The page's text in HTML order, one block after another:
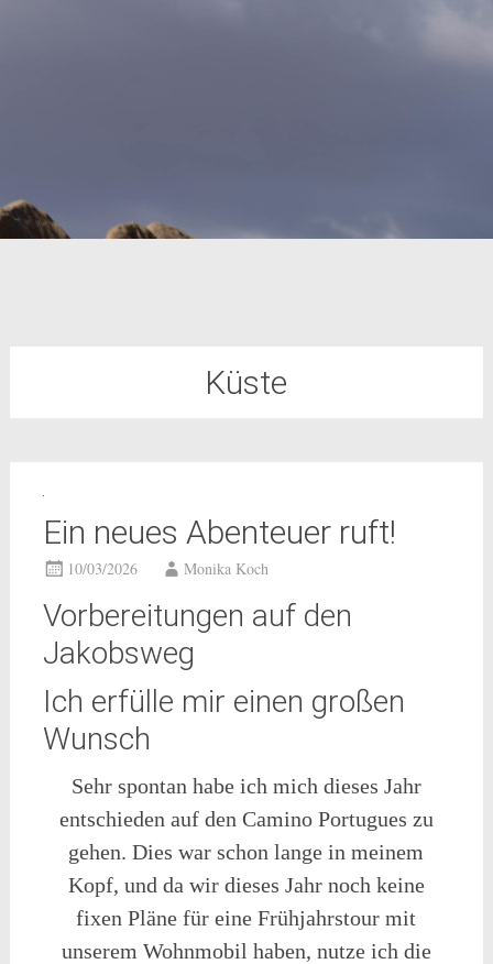
Küste
Ein neues Abenteuer ruft!
10/03/2026 Monika Koch
Vorbereitungen auf den
Jakobsweg
Ich erfülle mir einen großen
Wunsch
Sehr spontan habe ich mich dieses Jahr
entschieden auf den Camino Portugues zu
gehen. Dies war schon lange in meinem
Kopf, und da wir dieses Jahr noch keine
fixen Pläne für eine Frühjahrstour mit
unserem Wohnmobil haben, nutze ich die